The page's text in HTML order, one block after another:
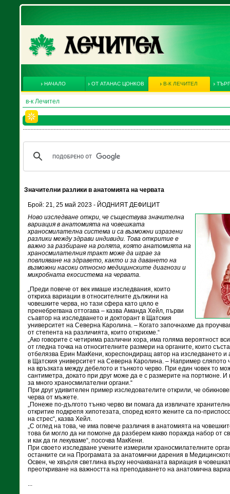
НАЧАЛО ОТ АТАНАС ЦОНКОВ В-К ЛЕЧИТЕЛ
в-к Лечител
Значителни разлики в анатомията на червата
Брой: 21, 25 май 2023 - ЙОДНИЯТ ДЕФИЦИТ
Ново изследване откри, че съществува значителна
вариация в анатомията на човешката
храносмилателна система и са възможни изразени
разлики между здрави индивиди. Това откритие е
важно за разбиране на ролята, която анатомията на
храносмилателния тракт може да играе за
повлияване на здравето, както и за даването на
възможни насоки относно медицинските диагнози и
микробната екосистема на червата.
„Преди повече от век имаше изследвания, които
откриха вариации в относителните дължини на
човешките черва, но тази сфера като цяло е
пренебрегвана оттогава – казва Аманда Хейл, първи
съавтор на изследването и докторант в Щатския
университет на Северна Каролина. – Когато започнахме да
от степента на различията, които открихме.“
„Ако говорите с четирима различни хора, има голяма вероятност
от гледна точка на относителните размери на органите, които
отбелязва Ерин МакКени, кореспондиращ автор на изследването и
в Щатския университет на Северна Каролина. – Например сляпото
на връзката между дебелото и тънкото черво. При един човек то
сантиметра, докато при друг може да е с размерите на портмоне.
за много храносмилателни органи.“
При друг удивителен пример изследователите открили, че
черва от мъжете.
„Понеже по-дългото тънко черво ви помага да извличате
откритие подкрепя хипотезата, според която жените са по-
на стрес“, казва Хейл.
„С оглед на това, че има повече различия в анатомията на
това би могло да ни помогне да разберем какво поражда набор от
и как да ги лекуваме“, посочва МакКени.
При своето изследване учените измерили храносмилателните
останките си на Програмата за анатомични дарения в
Освен, че хвърля светлина върху неочакваната вариация в
преоткриване на важността на преподаването на анатомична
...